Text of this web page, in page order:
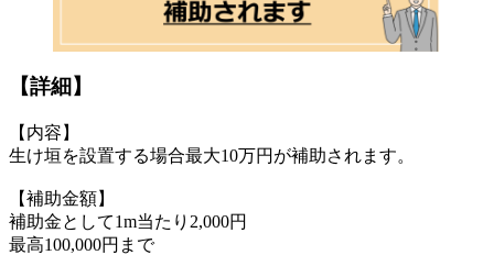
【詳細】
【内容】
生け垣を設置する場合最大10万円が補助されます。
【補助金額】
補助金として1m当たり2,000円
最高100,000円まで